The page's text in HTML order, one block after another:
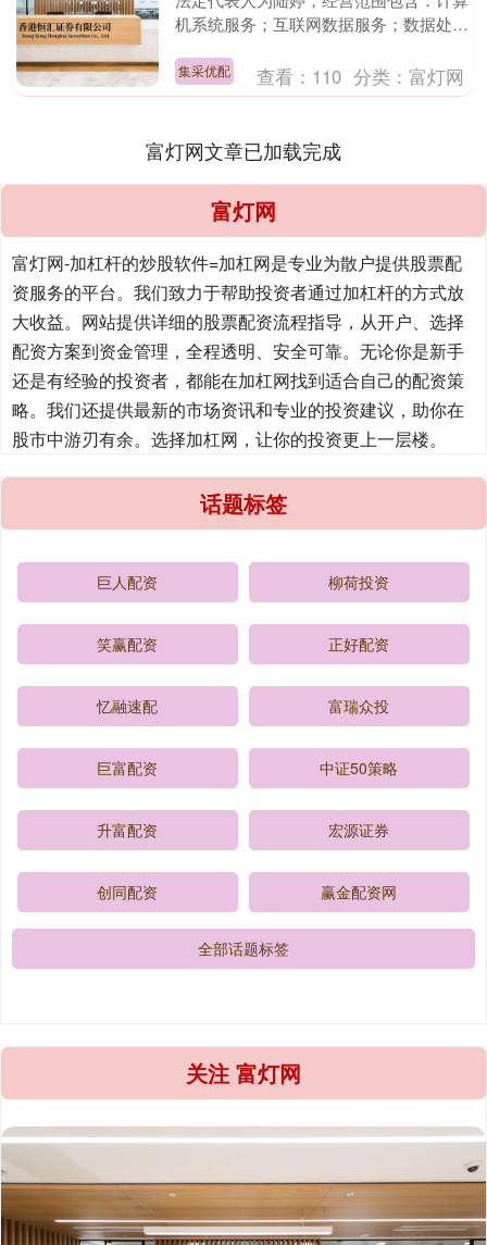
机系统服务；互联网数据服务；数据处理
查股权穿透显示，....
集采优配 查看： 110 分类：富灯网
富灯网文章已加载完成
富灯网
富灯网-加杠杆的炒股软件=加杠网是专业为散户提供股票配
资服务的平台。我们致力于帮助投资者通过加杠杆的方式放
大收益。网站提供详细的股票配资流程指导，从开户、选择
配资方案到资金管理，全程透明、安全可靠。无论你是新手
还是有经验的投资者，都能在加杠网找到适合自己的配资策
略。我们还提供最新的市场资讯和专业的投资建议，助你在
股市中游刃有余。选择加杠网，让你的投资更上一层楼。
话题标签
巨人配资 柳荷投资
笑赢配资 正好配资
忆融速配 富瑞众投
巨富配资 中证50策略
升富配资 宏源证券
创同配资 赢金配资网
全部话题标签
关注 富灯网